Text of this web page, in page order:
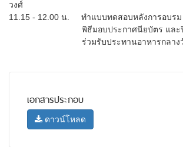
วงศ์
11.15 - 12.00 น. ทำแบบทดสอบหลังการอบรม
พิธีมอบประกาศนียบัตร และปิดก
ร่วมรับประทานอาหารกลาง
เอกสารประกอบ
ดาวน์โหลด